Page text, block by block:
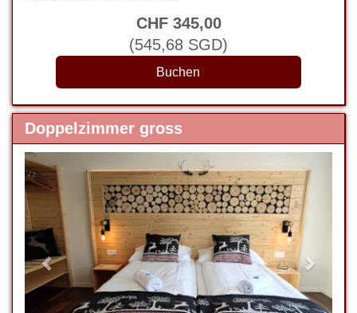
CHF 345,00
(545,68 SGD)
Doppelzimmer gross
Previous